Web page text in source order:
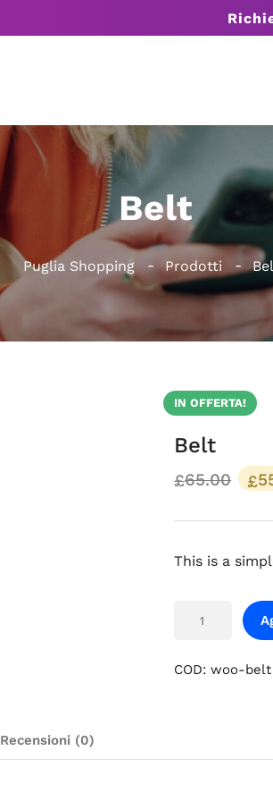
Belt
Puglia Shopping Prodotti
IN OFFERTA!
Belt
£65.00 £
This is a
COD:woo-belt
Recensioni (0)